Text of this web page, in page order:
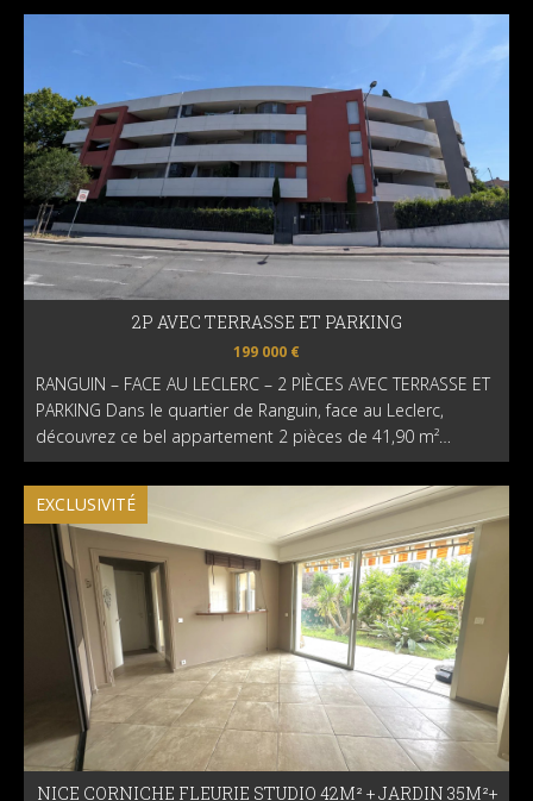
2P AVEC TERRASSE ET PARKING
199 000 €
RANGUIN – FACE AU LECLERC – 2 PIÈCES AVEC TERRASSE ET
PARKING Dans le quartier de Ranguin, face au Leclerc,
découvrez ce bel appartement 2 pièces de 41,90 m²…
EXCLUSIVITÉ
NICE CORNICHE FLEURIE STUDIO 42M² + JARDIN 35M²+